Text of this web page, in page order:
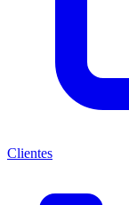
Clientes